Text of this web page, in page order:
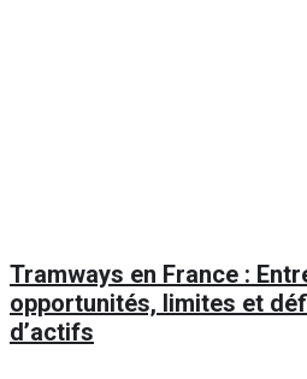
Tramways en France :
opportunités, limites et
d’actifs